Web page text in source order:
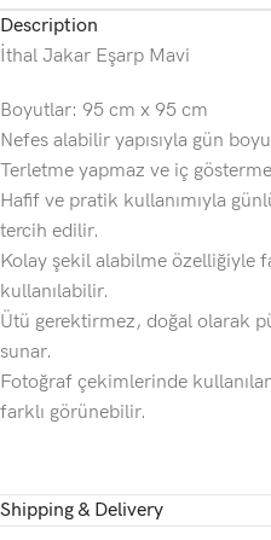
Description
İthal Jakar Eşarp Mavi
Boyutlar: 95 cm x 95 cm
Nefes alabilir yapısıyla gün
Terletme yapmaz ve iç
Hafif ve pratik kullanımıyla
tercih edilir.
Kolay şekil alabilme özelliğiyle
kullanılabilir.
Ütü gerektirmez, doğal olarak
sunar.
Fotoğraf çekimlerinde
farklı görünebilir.
Shipping & Delivery